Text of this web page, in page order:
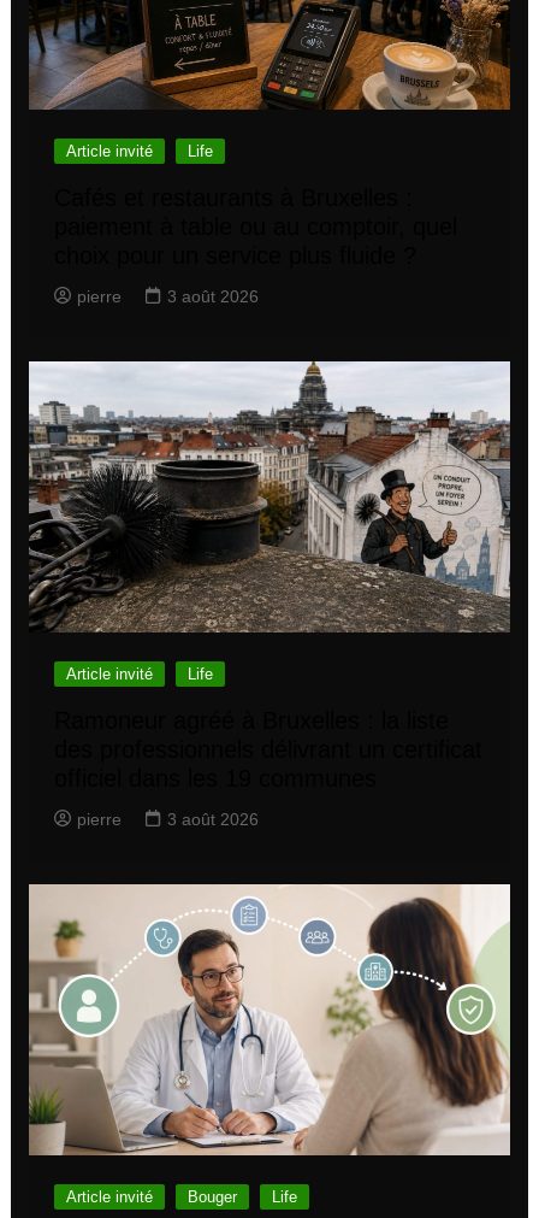
Article invité Life
pierre 3 août 2026
Article invité Life
pierre 3 août 2026
Article invité Bouger Life